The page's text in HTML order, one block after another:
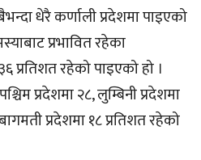
धेरै कर्णाली प्रदेशमा पाइएको
प्रभावित रहेका
प्रतिशत रहेको पाइएको हो ।
प्रदेशमा २८, लुम्बिनी प्रदेशमा
प्रदेशमा १८ प्रतिशत रहेको